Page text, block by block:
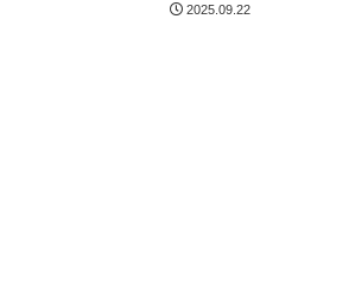
2025.09.22